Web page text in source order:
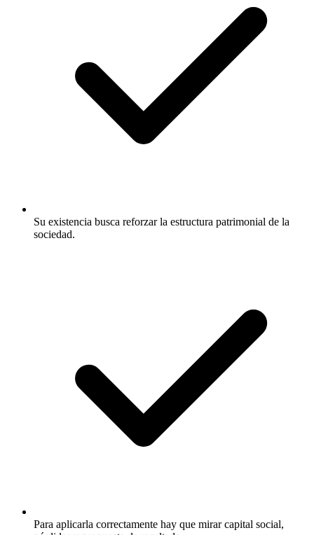
Su existencia busca reforzar la estructura patrimonial de la
sociedad.
Para aplicarla correctamente hay que mirar capital social,